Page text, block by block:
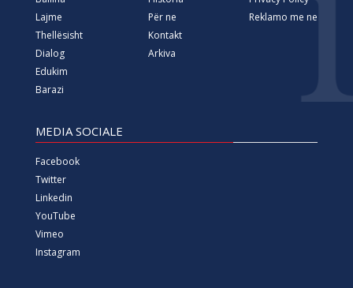
Lajme
Thellësisht
Dialog
Edukim
Barazi
Për ne
Kontakt
Arkiva
Reklamo me ne
MEDIA SOCIALE
Facebook
Twitter
Linkedin
YouTube
Vimeo
Instagram